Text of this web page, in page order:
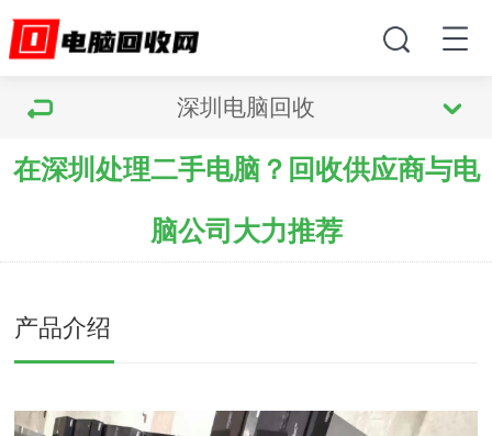
深圳电脑回收
在深圳处理二手电脑？回收供应商与电
脑公司大力推荐
产品介绍